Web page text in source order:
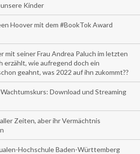
Kinder
Hoover mit dem #BookTok Award
mit seiner Frau Andrea Paluch im letzten
erzählt, wie aufregend doch ein
geahnt, was 2022 auf ihn zukommt??
Download und Streaming
Zeiten, aber ihr Vermächtnis
Hochschule Baden-Württemberg